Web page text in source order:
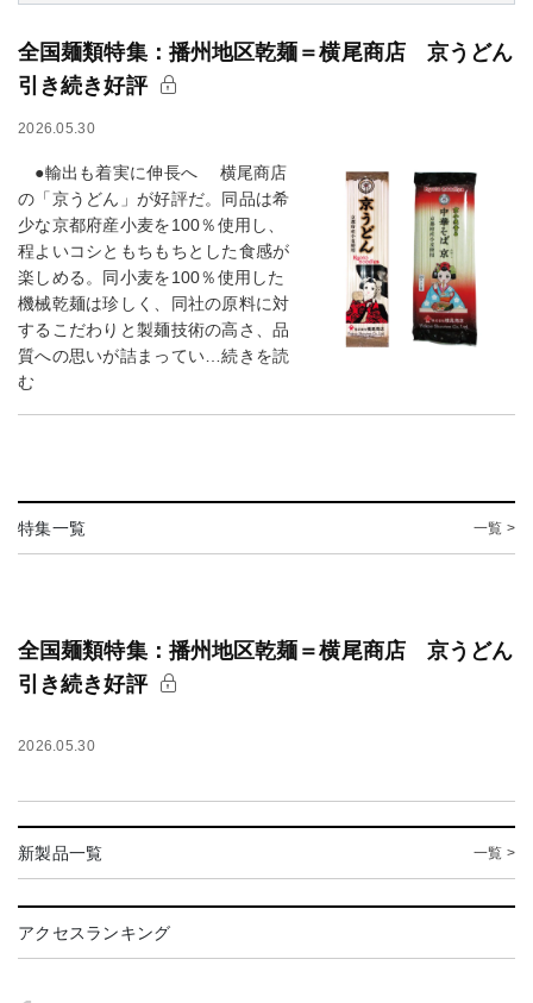
全国麺類特集：播州地区乾麺＝横尾商店 京うどん
引き続き好評
2026.05.30
●輸出も着実に伸長へ 横尾商店
の「京うどん」が好評だ。同品は希
少な京都府産小麦を100％使用し、
程よいコシともちもちとした食感が
楽しめる。同小麦を100％使用した
機械乾麺は珍しく、同社の原料に対
するこだわりと製麺技術の高さ、品
質への思いが詰まってい…続きを読
む
特集一覧 一覧 >
全国麺類特集：播州地区乾麺＝横尾商店 京うどん
引き続き好評
2026.05.30
新製品一覧 一覧 >
アクセスランキング